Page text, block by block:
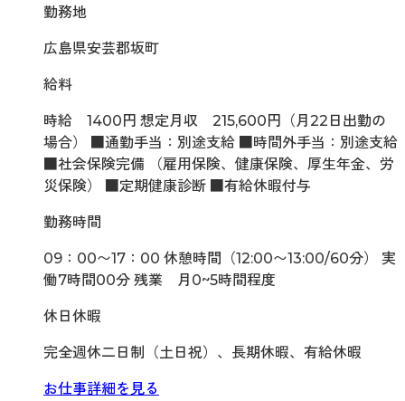
勤務地
広島県安芸郡坂町
給料
時給 1400円 想定月収 215,600円（月22日出勤の
場合） ■通勤手当：別途支給 ■時間外手当：別途支給
■社会保険完備 （雇用保険、健康保険、厚生年金、労
災保険） ■定期健康診断 ■有給休暇付与
勤務時間
09：00〜17：00 休憩時間（12:00〜13:00/60分） 実
働7時間00分 残業 月0~5時間程度
休日休暇
完全週休二日制（土日祝）、長期休暇、有給休暇
お仕事詳細を見る